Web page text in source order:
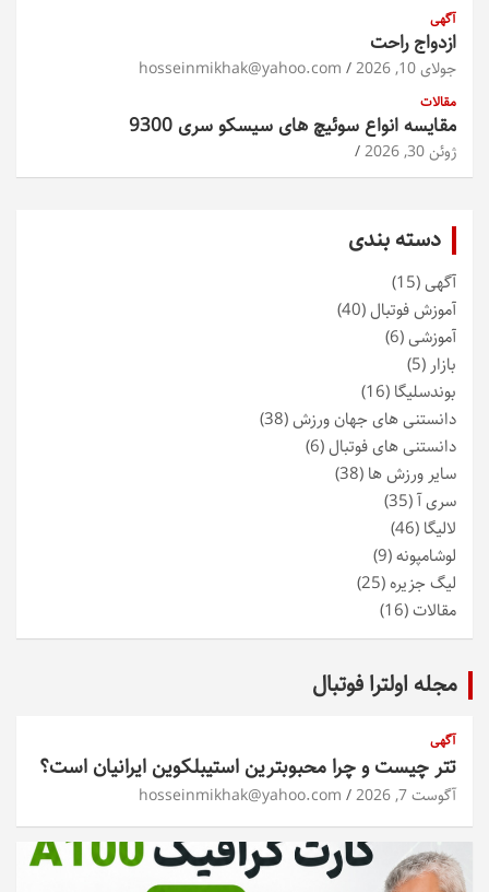
آگهی
ازدواج راحت
جولای 10, 2026 hosseinmikhak@yahoo.com
مقالات
مقایسه انواع سوئیچ های سیسکو سری 9300
ژوئن 30, 2026
دسته بندی
آگهی(15)
آموزش فوتبال(40)
آموزشی(6)
بازار (5)
بوندسلیگا (16)
دانستنی های جهان ورزش(38)
دانستنی های فوتبال(6)
سایر ورزش ها (38)
سری آ(35)
لالیگا (46)
لوشامپونه(9)
لیگ جزیره(25)
مقالات(16)
مجله اولترا فوتبال
آگهی
تتر چیست و چرا محبوبترین استیبلکوین ایرانیان است؟
آگوست 7, 2026 hosseinmikhak@yahoo.com